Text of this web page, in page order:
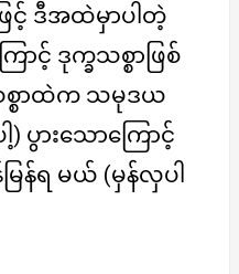
ဒီအထဲမှာပါတဲ့
င့် ဒုက္ခသစ္စာဖြစ်
စ္စာထဲက သမုဒယ
) ပွားသောကြောင့်
ြန်ရ မယ် (မှန်လှပါ